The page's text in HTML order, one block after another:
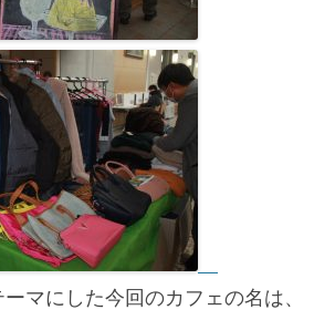
マにした今回のカフェの名は、